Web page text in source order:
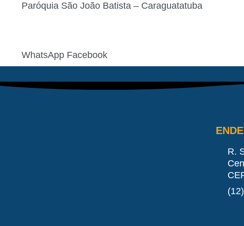
Paróquia São João Batista – Caraguatatuba
WhatsApp Facebook
R.